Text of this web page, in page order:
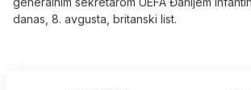
danas, 8. avgusta, britanski list.